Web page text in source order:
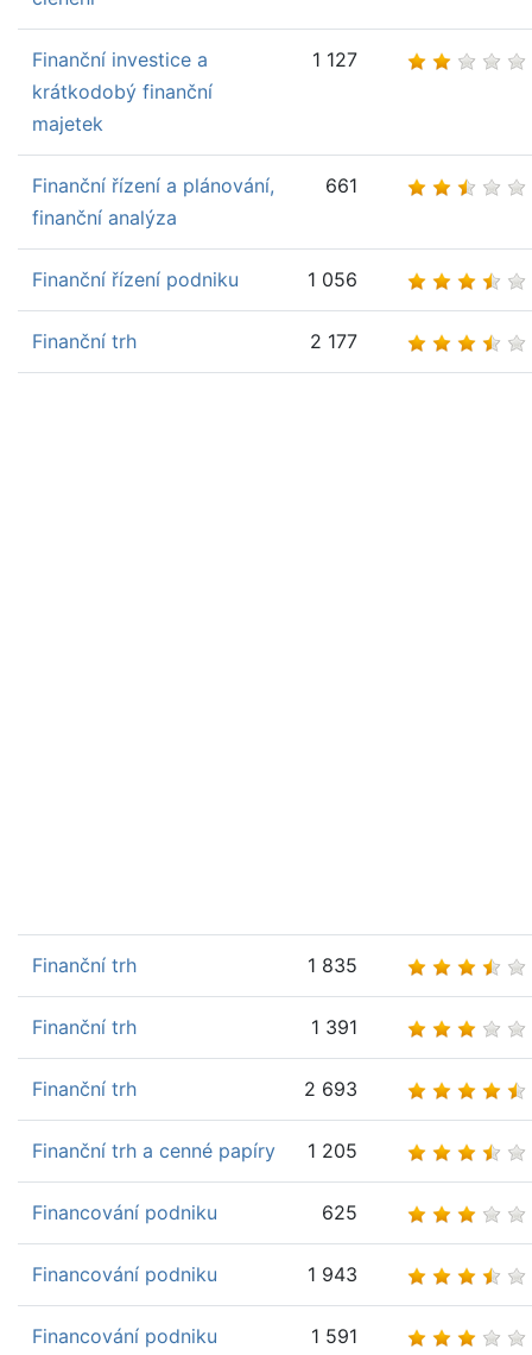
Finanční investice a
krátkodobý finanční
majetek
1 127
Finanční řízení a plánování,
finanční analýza
661
Finanční řízení podniku 1 056
Finanční trh 2 177
Finanční trh 1 835
Finanční trh 1 391
Finanční trh 2 693
Finanční trh a cenné papíry 1 205
Financování podniku 625
Financování podniku 1 943
Financování podniku 1 591